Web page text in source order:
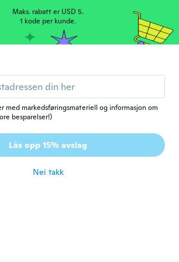
omtaler
i 2017 · 20 omtaler
i 2017 · 293 omtaler · 74
Maks. rabatt er USD 5.
1 kode per kunde.
med markedsføringsmateriell og informasjon om
besparelser!)
Lås opp 15% avslag
Nei takk